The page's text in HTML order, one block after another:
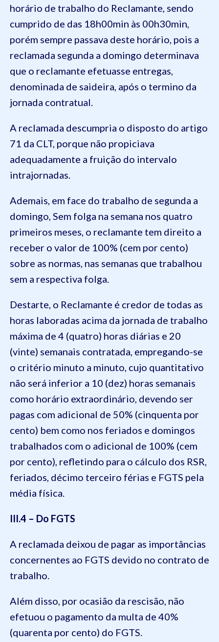
horário de trabalho do Reclamante, sendo
cumprido de das 18h00min às 00h30min,
porém sempre passava deste horário, pois a
reclamada segunda a domingo determinava
que o reclamante efetuasse entregas,
denominada de saideira, após o termino da
jornada contratual.
A reclamada descumpria o disposto do artigo
71 da CLT, porque não propiciava
adequadamente a fruição do intervalo
intrajornadas.
Ademais, em face do trabalho de segunda a
domingo, Sem folga na semana nos quatro
primeiros meses, o reclamante tem direito a
receber o valor de 100% (cem por cento)
sobre as normas, nas semanas que trabalhou
sem a respectiva folga.
Destarte, o Reclamante é credor de todas as
horas laboradas acima da jornada de trabalho
máxima de 4 (quatro) horas diárias e 20
(vinte) semanais contratada, empregando-se
o critério minuto a minuto, cujo quantitativo
não será inferior a 10 (dez) horas semanais
como horário extraordinário, devendo ser
pagas com adicional de 50% (cinquenta por
cento) bem como nos feriados e domingos
trabalhados com o adicional de 100% (cem
por cento), refletindo para o cálculo dos RSR,
feriados, décimo terceiro férias e FGTS pela
média física.
III.4 – Do FGTS
A reclamada deixou de pagar as importâncias
concernentes ao FGTS devido no contrato de
trabalho.
Além disso, por ocasião da rescisão, não
efetuou o pagamento da multa de 40%
(quarenta por cento) do FGTS.